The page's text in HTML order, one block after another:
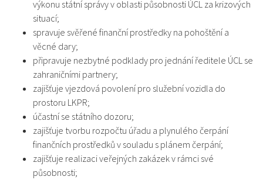
výkonu státní správy v oblasti působnosti ÚCL za krizových
situací;
spravuje svěřené finanční prostředky na pohoštění a
věcné dary;
připravuje nezbytné podklady pro jednání ředitele ÚCL se
zahraničními partnery;
zajišťuje vjezdová povolení pro služební vozidla do
prostoru LKPR;
účastní se státního dozoru;
zajišťuje tvorbu rozpočtu úřadu a plynulého čerpání
finančních prostředků v souladu s plánem čerpání;
zajišťuje realizaci veřejných zakázek v rámci své
působnosti;